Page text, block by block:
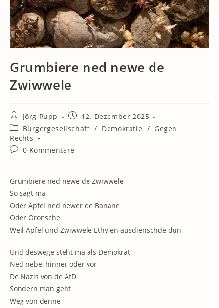
Grumbiere ned newe de
Zwiwwele
Beitrags-
Autor:
Jörg Rupp
Beitrag
veröffentlicht:
12. Dezember 2025
Beitrags-
Kategorie:
Bürgergesellschaft / Demokratie / Gegen
Rechts
Beitrags-
0 Kommentare
Grumbiere ned newe de Zwiwwele
So sagt ma
Oder Äpfel ned newer de Banane
Oder Oronsche
Weil Äpfel und Zwiwwele Ethylen ausdienschde dun
Und deswege steht ma als Demokrat
Ned nebe, hinner oder vor
De Nazis von de AfD
Sondern man geht
Weg von denne